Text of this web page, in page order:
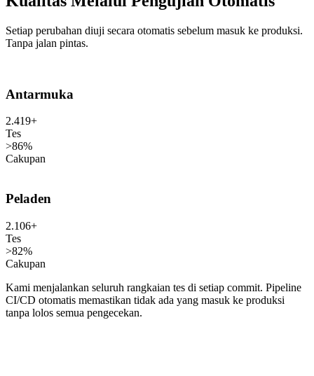
Setiap perubahan diuji secara otomatis sebelum masuk ke produksi.
Tanpa jalan pintas.
Antarmuka
2.419+
Tes
>86%
Cakupan
Peladen
2.106+
Tes
>82%
Cakupan
Kami menjalankan seluruh rangkaian tes di setiap commit. Pipeline
CI/CD otomatis memastikan tidak ada yang masuk ke produksi
tanpa lolos semua pengecekan.